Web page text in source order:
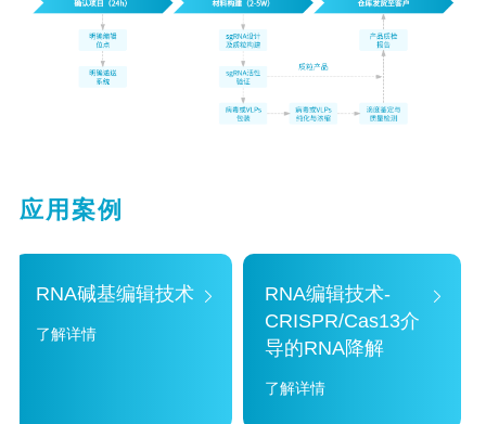
应用案例
RNA碱基编辑技术
了解详情
RNA编辑技术-
CRISPR/Cas13介
导的RNA降解
了解详情